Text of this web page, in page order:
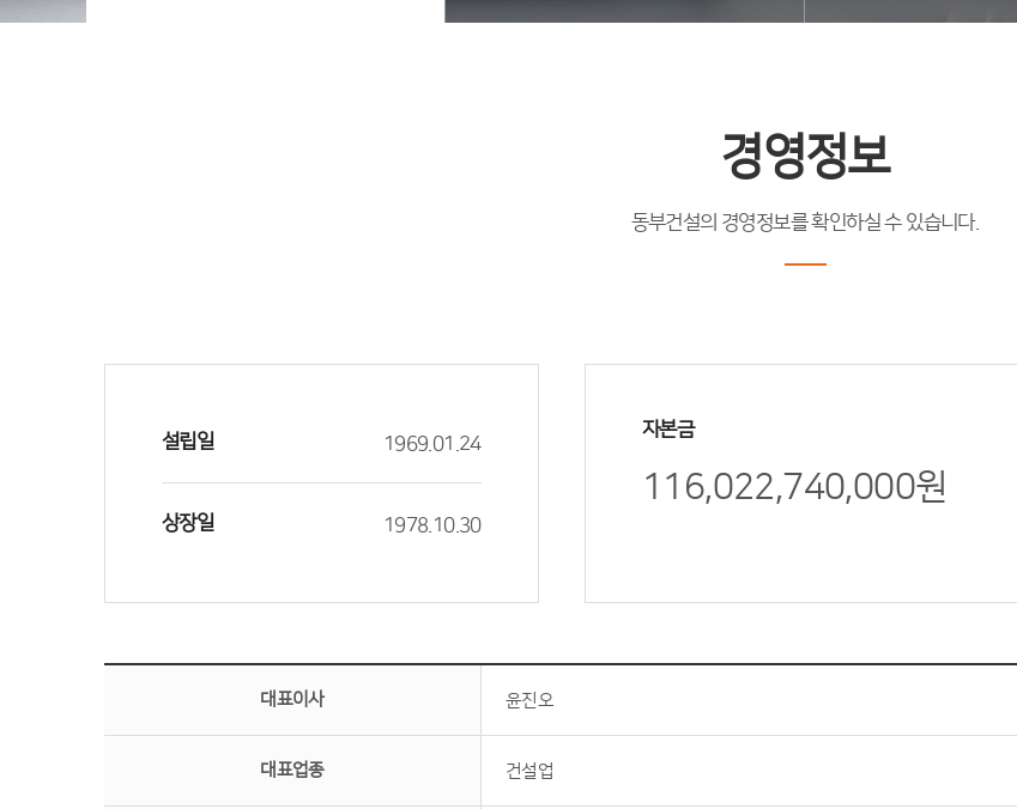
경영정보
동부건설의 경영정보를 확인하실 수 있습니다.
설립일 1969.01.24
상장일 1978.10.30
자본금
116,022,740,000원
대표이사 윤진오
대표업종 건설업